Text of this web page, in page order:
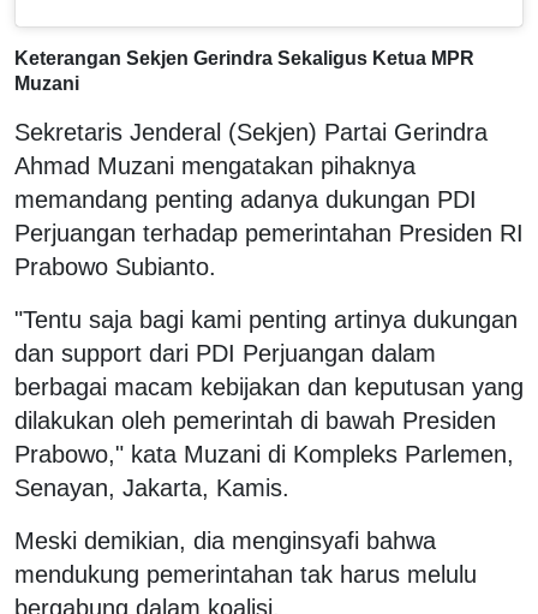
Keterangan Sekjen Gerindra Sekaligus Ketua MPR
Muzani
Sekretaris Jenderal (Sekjen) Partai Gerindra
Ahmad Muzani mengatakan pihaknya
memandang penting adanya dukungan PDI
Perjuangan terhadap pemerintahan Presiden RI
Prabowo Subianto.
"Tentu saja bagi kami penting artinya dukungan
dan support dari PDI Perjuangan dalam
berbagai macam kebijakan dan keputusan yang
dilakukan oleh pemerintah di bawah Presiden
Prabowo," kata Muzani di Kompleks Parlemen,
Senayan, Jakarta, Kamis.
Meski demikian, dia menginsyafi bahwa
mendukung pemerintahan tak harus melulu
bergabung dalam koalisi.